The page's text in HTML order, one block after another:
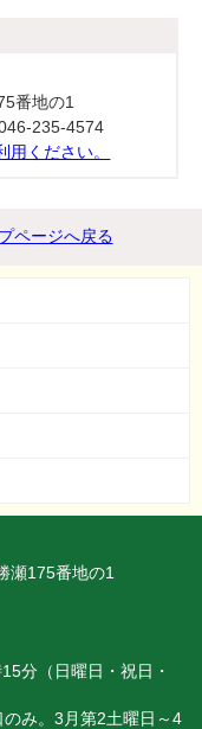
番地の1
235-4574
用ください。
ページへ戻る
瀬175番地の1
分（日曜日・祝日・
み。3月第2土曜日～4